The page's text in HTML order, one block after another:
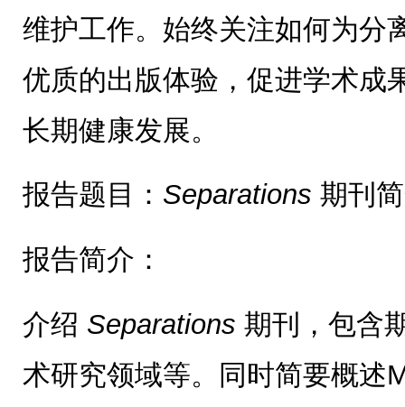
维护工作。始终关注如何为分
优质的出版体验，促进学术成
长期健康发展。
报告题目： Separations 期刊
报告简介：
介绍 Separations 期刊，包含
术研究领域等。同时简要概述